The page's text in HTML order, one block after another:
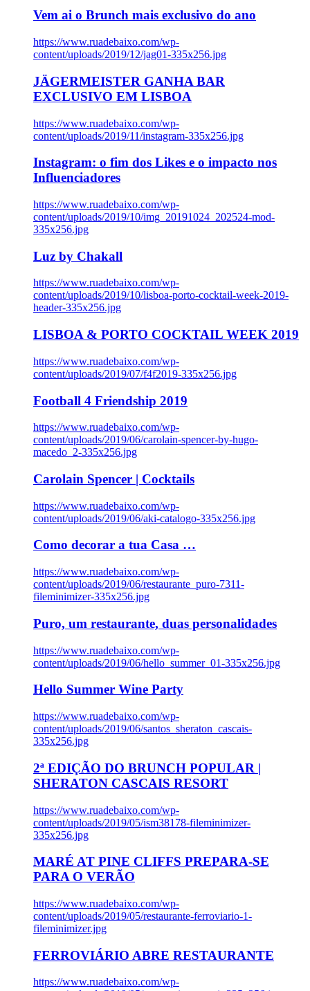
Vem ai o Brunch mais exclusivo do ano
https://www.ruadebaixo.com/wp-
content/uploads/2019/12/jag01-335x256.jpg
JÄGERMEISTER GANHA BAR
EXCLUSIVO EM LISBOA
https://www.ruadebaixo.com/wp-
content/uploads/2019/11/instagram-335x256.jpg
Instagram: o fim dos Likes e o impacto nos
Influenciadores
https://www.ruadebaixo.com/wp-
content/uploads/2019/10/img_20191024_202524-mod-
335x256.jpg
Luz by Chakall
https://www.ruadebaixo.com/wp-
content/uploads/2019/10/lisboa-porto-cocktail-week-2019-
header-335x256.jpg
LISBOA & PORTO COCKTAIL WEEK 2019
https://www.ruadebaixo.com/wp-
content/uploads/2019/07/f4f2019-335x256.jpg
Football 4 Friendship 2019
https://www.ruadebaixo.com/wp-
content/uploads/2019/06/carolain-spencer-by-hugo-
macedo_2-335x256.jpg
Carolain Spencer | Cocktails
https://www.ruadebaixo.com/wp-
content/uploads/2019/06/aki-catalogo-335x256.jpg
Como decorar a tua Casa …
https://www.ruadebaixo.com/wp-
content/uploads/2019/06/restaurante_puro-7311-
fileminimizer-335x256.jpg
Puro, um restaurante, duas personalidades
https://www.ruadebaixo.com/wp-
content/uploads/2019/06/hello_summer_01-335x256.jpg
Hello Summer Wine Party
https://www.ruadebaixo.com/wp-
content/uploads/2019/06/santos_sheraton_cascais-
335x256.jpg
2ª EDIÇÃO DO BRUNCH POPULAR |
SHERATON CASCAIS RESORT
https://www.ruadebaixo.com/wp-
content/uploads/2019/05/ism38178-fileminimizer-
335x256.jpg
MARÉ AT PINE CLIFFS PREPARA-SE
PARA O VERÃO
https://www.ruadebaixo.com/wp-
content/uploads/2019/05/restaurante-ferroviario-1-
fileminimizer.jpg
FERROVIÁRIO ABRE RESTAURANTE
https://www.ruadebaixo.com/wp-